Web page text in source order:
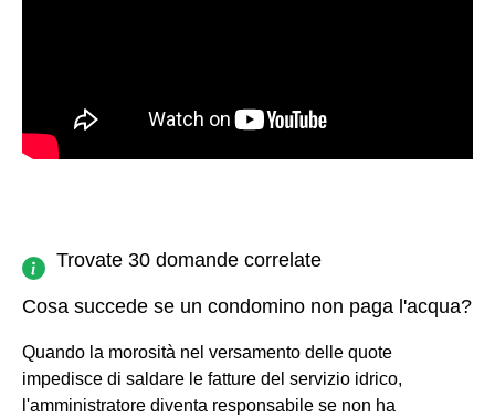
Trovate 30 domande correlate
Cosa succede se un condomino non paga l'acqua?
Quando la morosità nel versamento delle quote
impedisce di saldare le fatture del servizio idrico,
l'amministratore diventa responsabile se non ha